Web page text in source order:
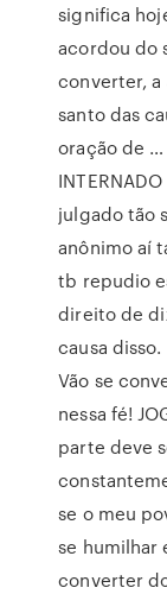
significa
acordou do
converter,
santo das
oração de …
julgado tão
anônimo aí
tb repudio
direito de
causa
Vão se
nessa fé!
parte deve
se o meu
se humilhar
converter